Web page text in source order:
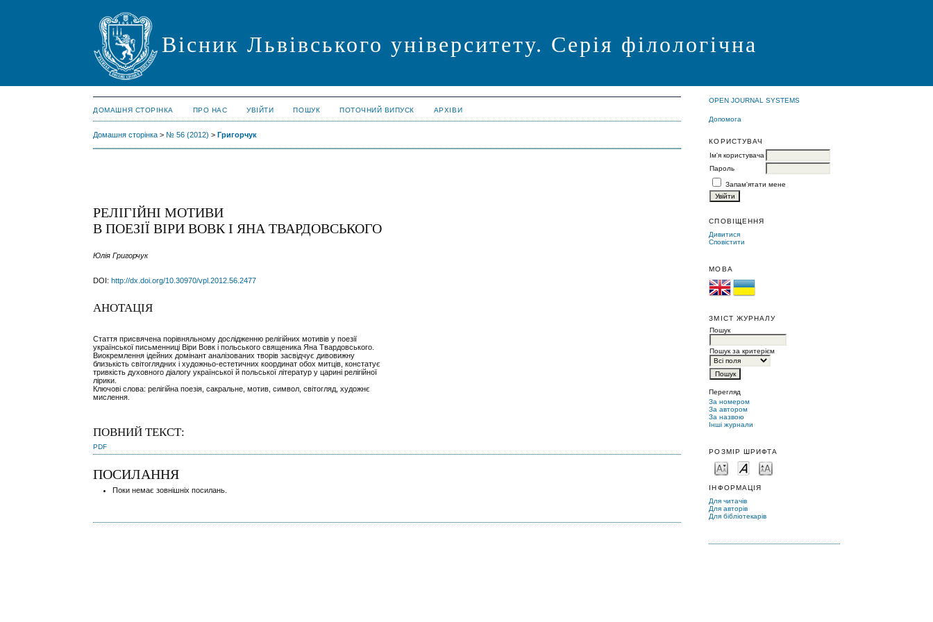
Вісник Львівського університету. Серія філологічна
OPEN JOURNAL SYSTEMS
Допомога
КОРИСТУВАЧ
Ім'я користувача
Пароль
Запам'ятати мене
СПОВІЩЕННЯ
Дивитися
Сповістити
МОВА
ЗМІСТ ЖУРНАЛУ
Пошук
Пошук за критерієм
Перегляд
За номером
За автором
За назвою
Інші журнали
РОЗМІР ШРИФТА
ІНФОРМАЦІЯ
Для читачів
Для авторів
Для бібліотекарів
ДОМАШНЯ СТОРІНКА ПРО НАС УВІЙТИ ПОШУК ПОТОЧНИЙ ВИПУСК АРХІВИ
Домашня сторінка > № 56 (2012) >Григорчук
РЕЛІГІЙНІ МОТИВИ
В ПОЕЗІЇ ВІРИ ВОВК І ЯНА ТВАРДОВСЬКОГО
Юлія Григорчук
DOI:http://dx.doi.org/10.30970/vpl.2012.56.2477
АНОТАЦІЯ
Стаття присвячена порівняльному дослідженню релігійних мотивів у поезії
української письменниці Віри Вовк і польського священика Яна Твардовського.
Виокремлення ідейних домінант аналізованих творів засвідчує дивовижну
близькість світоглядних і художньо-естетичних координат обох митців, констатує
тривкість духовного діалогу української й польської літератур у царині релігійної
лірики.
Ключові слова: релігійна поезія, сакральне, мотив, символ, світогляд, художнє
мислення.
ПОВНИЙ ТЕКСТ:
PDF
ПОСИЛАННЯ
Поки немає зовнішніх посилань.